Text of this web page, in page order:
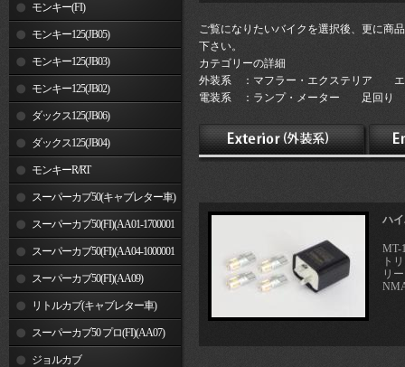
モンキー(FI)
モンキー125(JB05)
モンキー125(JB03)
モンキー125(JB02)
ダックス125(JB06)
ダックス125(JB04)
モンキーR/RT
スーパーカブ50(キャブレター車)
スーパーカブ50(FI)(AA01-1700001
～) スーパーカブ50(FI)(AA04-1000001
～) スーパーカブ50(FI)(AA09)
リトルカブ(キャブレター車)
スーパーカブ50 プロ(FI)(AA07)
ジョルカブ
ご覧になりたいバイクを選択後、更に商
下さい。
カテゴリーの詳細
外装系 ：マフラー・エクステリア エ
電装系 ：ランプ・メーター 足回り
ハ
MT-
ト
リ